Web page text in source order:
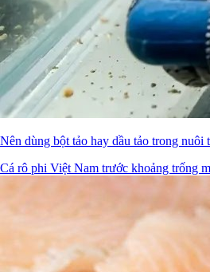
Nên dùng bột tảo hay dầu tảo trong nuôi
Cá rô phi Việt Nam trước khoảng trống